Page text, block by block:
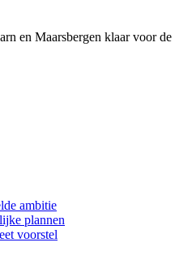
en Maarsbergen klaar voor de
ambitie
plannen
voorstel